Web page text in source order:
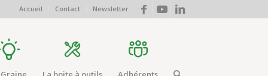
Accueil Contact Newsletter